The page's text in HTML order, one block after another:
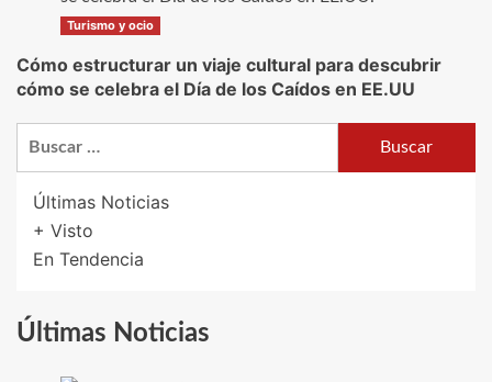
Turismo y ocio
Cómo estructurar un viaje cultural para descubrir
cómo se celebra el Día de los Caídos en EE.UU
Últimas Noticias
+ Visto
En Tendencia
Últimas Noticias